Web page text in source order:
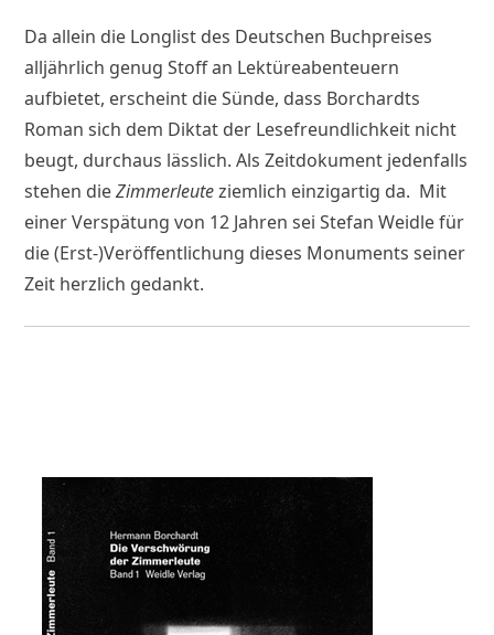
Da allein die Longlist des Deutschen Buchpreises
alljährlich genug Stoff an Lektüreabenteuern
aufbietet, erscheint die Sünde, dass Borchardts
Roman sich dem Diktat der Lesefreundlichkeit nicht
beugt, durchaus lässlich. Als Zeitdokument jedenfalls
stehen dieZimmerleuteziemlich einzigartig da. Mit
einer Verspätung von 12 Jahren sei Stefan Weidle für
die (Erst-)Veröffentlichung dieses Monuments seiner
Zeit herzlich gedankt.